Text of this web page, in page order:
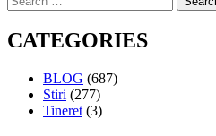
for:
CATEGORIES
BLOG (687)
Stiri (277)
Tineret (3)